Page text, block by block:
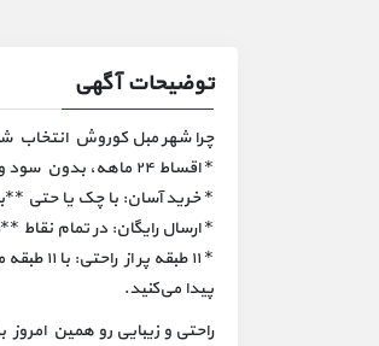
توضیحات آگهی
چرا شهر مبل کوروش انتخاب
* اقساط ۲۴ ماهه، بدون سود و کارمزد! (بله، درست شنیدید! بدون ذره‌ای هزینه اضافه!)
* خرید آسان: با چک یا حتی
* ارسال رایگان: در تمام
* ۱۱
پیدا می‌کنید.
راحتی و زیبایی رو همین